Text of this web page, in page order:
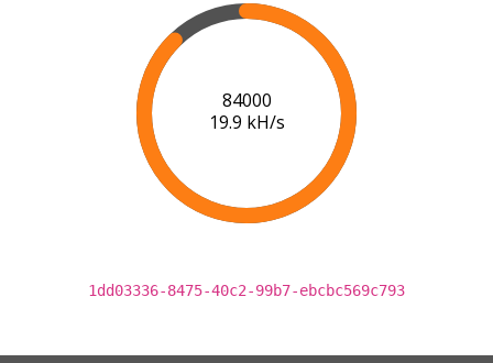
85000
19.9 kH/s
1dd03336-8475-40c2-99b7-ebcbc569c793